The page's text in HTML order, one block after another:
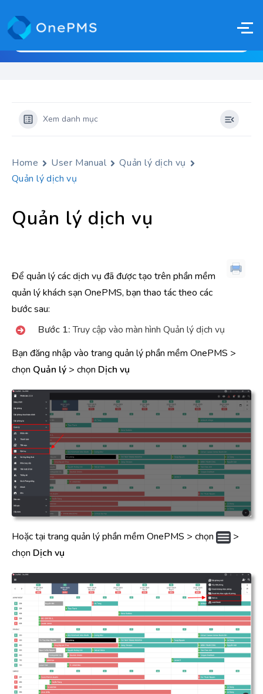
Xem danh mục
Home User Manual
Quản lý dịch vụ
Quản lý dịch vụ
Quản lý dịch vụ
Để quản lý các dịch vụ đã được tạo trên phần mềm
quản lý khách sạn OnePMS, bạn thao tác theo các
bước sau:
Bước 1:Truy cập vào màn hình Quản lý dịch vụ
Bạn đăng nhập vào trang quản lý phần mềm OnePMS >
chọn Quản lý > chọn Dịch vụ
Hoặc tại trang quản lý phần mềm OnePMS > chọn
>
chọn Dịch vụ